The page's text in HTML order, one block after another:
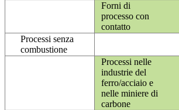
Forni di
processo con
contatto
Processi senza
combustione
Processi nelle
industrie del
ferro/acciaio e
nelle miniere di
carbone